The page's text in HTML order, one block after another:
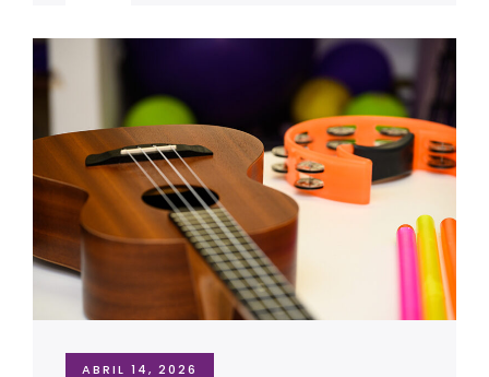
ABRIL 14, 2026